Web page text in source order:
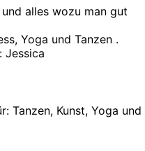
alles wozu man gut
Yoga und Tanzen .
Jessica
Tanzen, Kunst, Yoga und